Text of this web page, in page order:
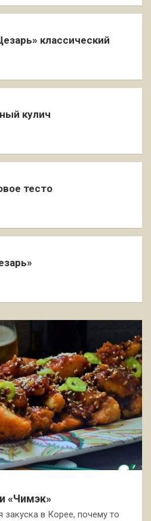
классический
кулич
тесто
«Чимэк»
закуска в Корее, почему то